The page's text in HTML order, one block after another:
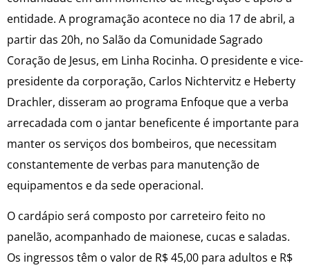
entidade. A programação acontece no dia 17 de abril, a
partir das 20h, no Salão da Comunidade Sagrado
Coração de Jesus, em Linha Rocinha. O presidente e vice-
presidente da corporação, Carlos Nichtervitz e Heberty
Drachler, disseram ao programa Enfoque que a verba
arrecadada com o jantar beneficente é importante para
manter os serviços dos bombeiros, que necessitam
constantemente de verbas para manutenção de
equipamentos e da sede operacional.
O cardápio será composto por carreteiro feito no
panelão, acompanhado de maionese, cucas e saladas.
Os ingressos têm o valor de R$ 45,00 para adultos e R$